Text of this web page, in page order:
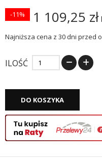
1 109,25 zł
-11%
Najniższa cena z 30 dni przed
ILOŚĆ
DO KOSZYKA